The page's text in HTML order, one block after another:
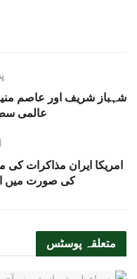
شہباز شریف اور عاصم
عالمی
امریکا ایران مذاکرات کی
کی صورت میں
متعلقہ پوسٹس